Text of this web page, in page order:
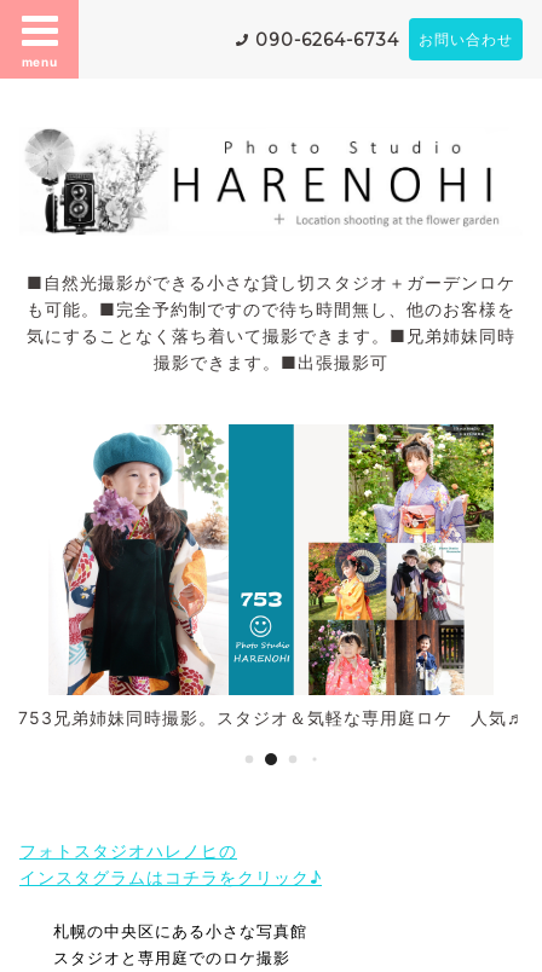
menu
090-6264-6734 お問い合わせ
■自然光撮影ができる小さな貸し切スタジオ＋ガーデンロケ
も可能。■完全予約制ですので待ち時間無し、他のお客様を
気にすることなく落ち着いて撮影できます。■兄弟姉妹同時
撮影できます。■出張撮影可
753兄弟姉妹同時撮影。スタジオ＆気軽な専用庭ロケ 人気♬
フォトスタジオハレノヒの
インスタグラムはコチラをクリック♪
札幌の中央区にある小さな写真館
スタジオと専用庭でのロケ撮影